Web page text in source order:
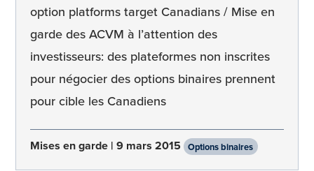
option platforms target Canadians / Mise en
garde des ACVM à l’attention des
investisseurs: des plateformes non inscrites
pour négocier des options binaires prennent
pour cible les Canadiens
Mises en garde 9 mars 2015 Options binaires